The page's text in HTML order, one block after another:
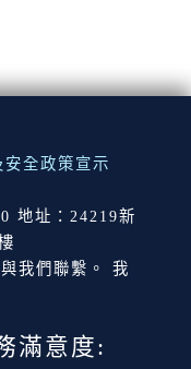
安全政策宣示
地址：24219新
我們聯繫。 我
滿意度: